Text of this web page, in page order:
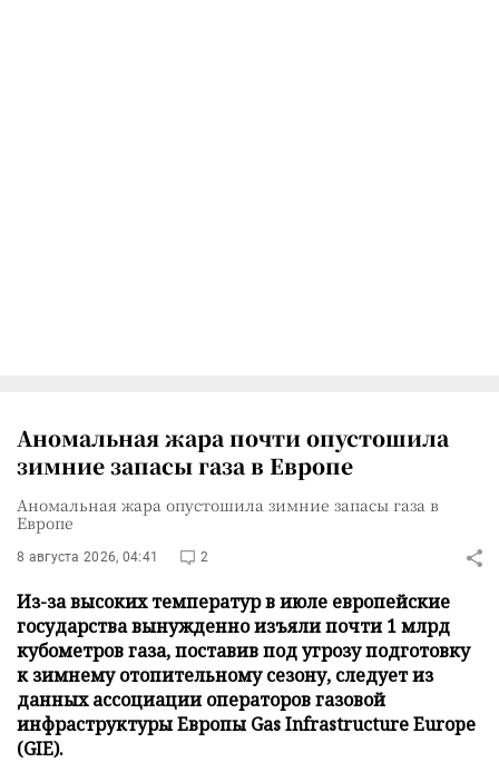
Аномальная жара почти опустошила
зимние запасы газа в Европе
Аномальная жара опустошила зимние запасы газа в
Европе
8 августа 2026, 04:41 2
Из-за высоких температур в июле европейские
государства вынужденно изъяли почти 1 млрд
кубометров газа, поставив под угрозу подготовку
к зимнему отопительному сезону, следует из
данных ассоциации операторов газовой
инфраструктуры Европы Gas Infrastructure Europe
(GIE).